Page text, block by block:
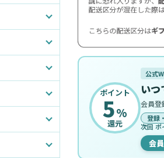
ポイント
5%
還元
公式
い
会員登
登録
次回 ポ
会